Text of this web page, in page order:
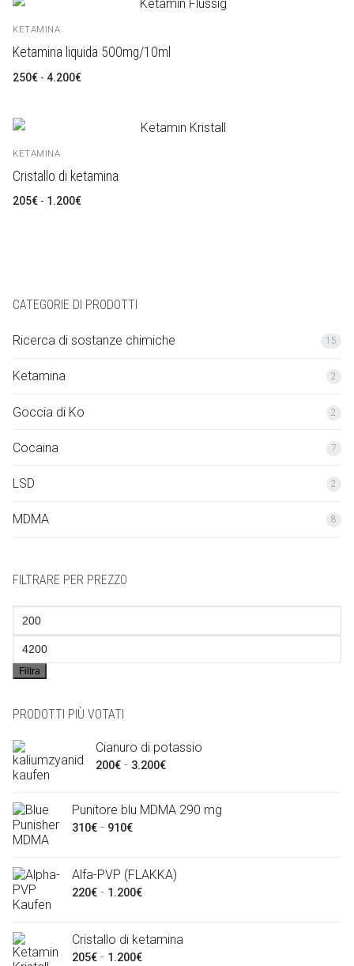
Ricerca di sostanze chimiche
Čeština
Français
Português
Русский
Español
KETAMINA
Ketamina liquida 500mg/10ml
250€ - 4.200€Fascia
KETAMINA
Cristallo di ketamina
205€ - 1.200€Fascia
CATEGORIE DI PRODOTTI
Ricerca di sostanze chimiche 15
Ketamina 2
Goccia di Ko 2
Cocaina 7
LSD 2
MDMA 8
FILTRARE PER PREZZO
Prezzo
Min
Prezzo
Max
Filtra
PRODOTTI PIÙ VOTATI
Cianuro di potassio
200€ - 3.200€Fascia
prezzo:
3.200€
Punitore blu MDMA 290 mg
310€ - 910€Fascia
prezzo:
da
910€
Alfa-PVP (FLAKKA)
220€ - 1.200€Fascia
prezzo:
da
Cristallo di ketamina
205€ - 1.200€Fascia